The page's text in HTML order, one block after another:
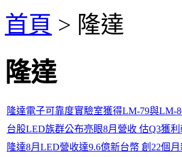
首頁 > 隆達
隆達
隆達電子可靠度實驗室獲得LM-79與LM-
台股LED族群公布亮眼8月營收 估Q3獲
隆達8月LED營收達9.6億新台幣 創22個